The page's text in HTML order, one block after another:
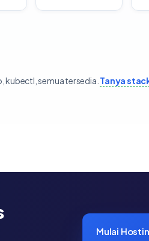
kubectl, semua tersedia. Tanya
Mulai